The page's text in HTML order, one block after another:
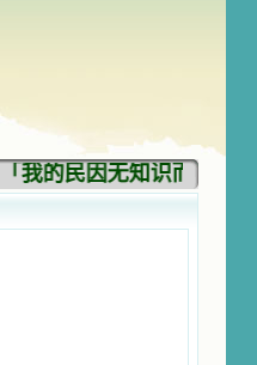
「我的民因无知识而灭亡